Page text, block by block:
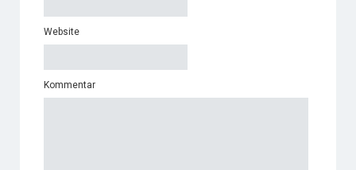
Website
Kommentar